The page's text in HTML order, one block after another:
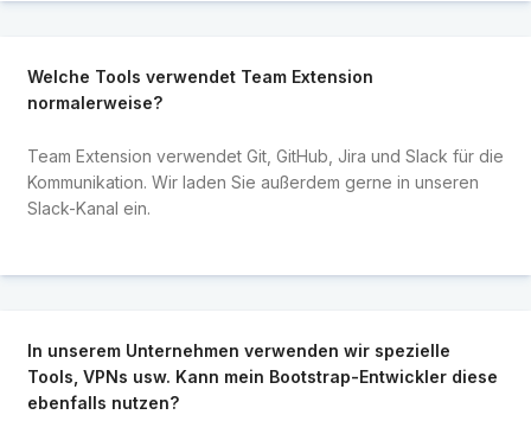
Welche Tools verwendet Team Extension
normalerweise?
Team Extension verwendet Git, GitHub, Jira und Slack für die
Kommunikation. Wir laden Sie außerdem gerne in unseren
Slack-Kanal ein.
In unserem Unternehmen verwenden wir spezielle
Tools, VPNs usw. Kann mein Bootstrap-Entwickler diese
ebenfalls nutzen?